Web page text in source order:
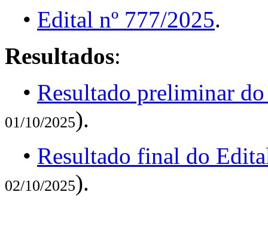
• Edital nº 777/2025.
Resultados:
• Resultado preliminar
01/10/2025).
• Resultado final do
02/10/2025).